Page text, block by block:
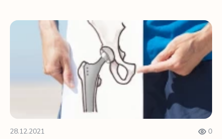
лекарственными препаратами уже не помогает,
то в большинстве случаев врачи назначают
операцию по установке импланта.
Реабилитация после замены тазобедренного сустава
28.12.2021 0